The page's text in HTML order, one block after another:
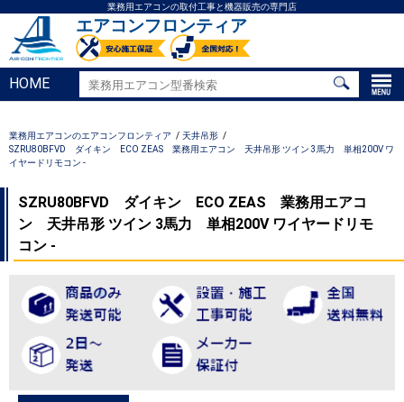
業務用エアコンの取付工事と機器販売の専門店
エアコンフロンティア
HOME
業務用エアコンのエアコンフロンティア
天井吊形
SZRU80BFVD ダイキン ECO ZEAS 業務用エアコン 天井吊形 ツイン 3馬力 単相200V ワ
イヤードリモコン -
SZRU80BFVD ダイキン ECO ZEAS 業務用エアコ
ン 天井吊形 ツイン 3馬力 単相200V ワイヤードリモ
コン -